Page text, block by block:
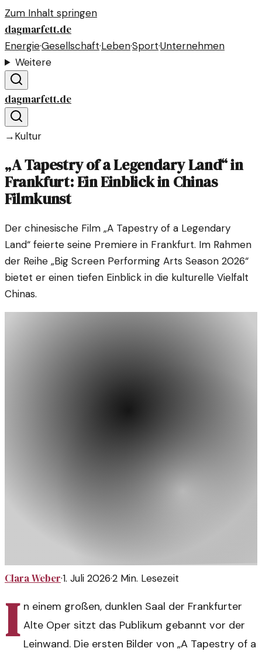
Zum Inhalt springen
dagmarfett.de
Energie·Gesellschaft·Leben·Sport·Unternehmen
Weitere
dagmarfett.de
→Kultur
„A Tapestry of a Legendary Land“ in
Frankfurt: Ein Einblick in Chinas
Filmkunst
Der chinesische Film „A Tapestry of a Legendary
Land“ feierte seine Premiere in Frankfurt. Im Rahmen
der Reihe „Big Screen Performing Arts Season 2026“
bietet er einen tiefen Einblick in die kulturelle Vielfalt
Chinas.
Clara Weber·1. Juli 2026·2 Min. Lesezeit
I n einem großen, dunklen Saal der Frankfurter
Alte Oper sitzt das Publikum gebannt vor der
Leinwand. Die ersten Bilder von „A Tapestry of a